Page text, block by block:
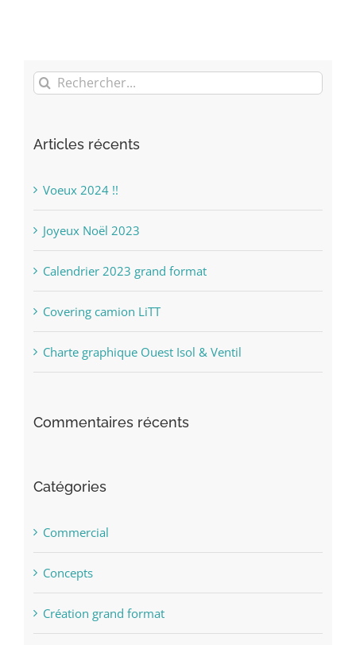
Rechercher:
Articles récents
Voeux 2024 !!
Joyeux Noël 2023
Calendrier 2023 grand format
Covering camion LiTT
Charte graphique Ouest Isol & Ventil
Commentaires récents
Catégories
Commercial
Concepts
Création grand format